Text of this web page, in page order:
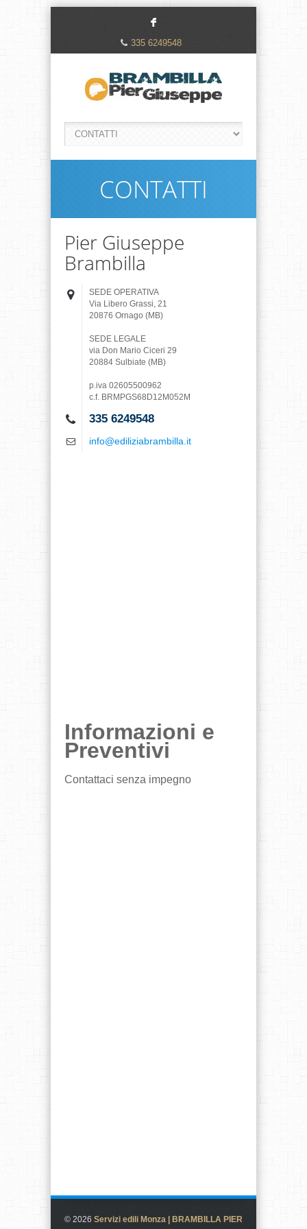
F
335 6249548
CONTATTI
Pier Giuseppe
Brambilla
SEDE OPERATIVA
Via Libero Grassi, 21
20876 Ornago (MB)
SEDE LEGALE
via Don Mario Ciceri 29
20884 Sulbiate (MB)
p.iva 02605500962
c.f. BRMPGS68D12M052M
335 6249548
info@​ediliziabrambilla.it
Informazioni e
Preventivi
Contattaci senza impegno
© 2026 Servizi edili Monza | BRAMBILLA PIER